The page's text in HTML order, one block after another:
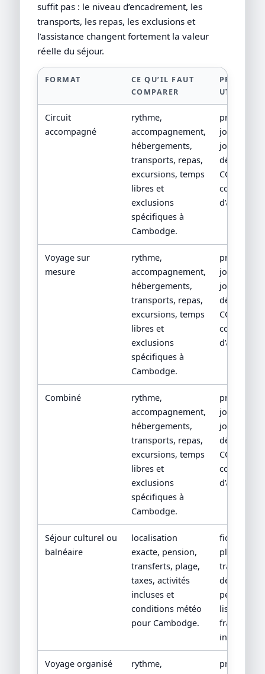
suffit pas : le niveau d’encadrement, les
transports, les repas, les exclusions et
l’assistance changent fortement la valeur
réelle du séjour.
FORMAT
CE QU’IL FAUT
COMPARER
PREUVE
UTILE
Circuit
accompagné
rythme,
accompagnement,
hébergements,
transports, repas,
excursions, temps
libres et
exclusions
spécifiques à
Cambodge.
jour par
jour, devis
détaillé,
CGV/CPV et
conditions
Voyage sur
mesure
rythme,
accompagnement,
hébergements,
transports, repas,
excursions, temps
libres et
exclusions
spécifiques à
Cambodge.
jour par
jour, devis
détaillé,
CGV/CPV et
conditions
Combiné
rythme,
accompagnement,
hébergements,
transports, repas,
excursions, temps
libres et
exclusions
spécifiques à
Cambodge.
jour par
jour, devis
détaillé,
CGV/CPV et
conditions
Séjour culturel ou
balnéaire
localisation
exacte, pension,
transferts, plage,
taxes, activités
incluses et
conditions météo
pour Cambodge.
fiche hôtel,
plan de
transfert,
détail de
pension et
liste des
frais non
inclus.
Voyage organisé
rythme,